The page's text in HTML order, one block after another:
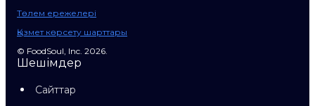
Төлем ережелері
Қызмет көрсету шарттары
© FoodSoul, Inc. 2026.
Шешімдер
Сайттар